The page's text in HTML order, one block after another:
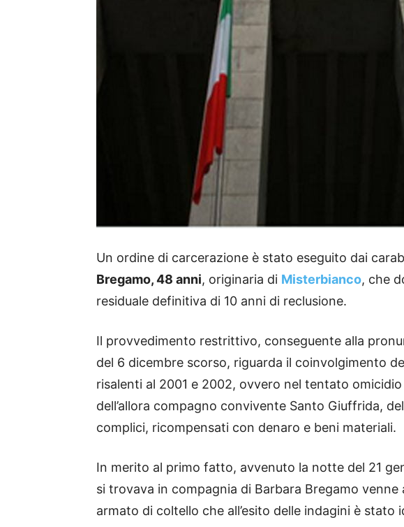
Un ordine di carcerazione è stato eseguito dai
Bregamo, 48 anni, originaria di Misterbianco, che
residuale definitiva di 10 anni di reclusione.
Il provvedimento restrittivo, conseguente alla
del 6 dicembre scorso, riguarda il coinvolgimento
risalenti al 2001 e 2002, ovvero nel tentato
dell’allora compagno convivente Santo Giuffrida,
complici, ricompensati con denaro e beni materiali.
In merito al primo fatto, avvenuto la notte del 21
si trovava in compagnia di Barbara Bregamo
armato di coltello che all’esito delle indagini è stato